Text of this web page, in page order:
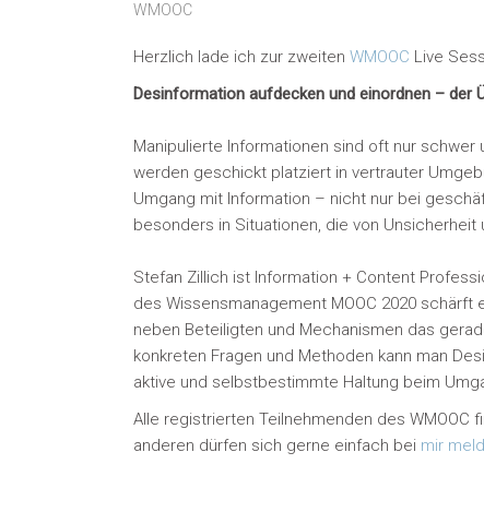
WMOOC
Herzlich lade ich zur zweiten WMOOC Live
Desinformation aufdecken und einordnen – der
Manipulierte Informationen sind oft nur
werden geschickt platziert in vertrauter
Umgang mit Information – nicht nur bei
besonders in Situationen, die von
Stefan Zillich ist Information + Content
des Wissensmanagement MOOC 2020
neben Beteiligten und Mechanismen das
konkreten Fragen und Methoden kann man
aktive und selbstbestimmte Haltung beim
Alle registrierten Teilnehmenden des WMOOC
anderen dürfen sich gerne einfach bei mir